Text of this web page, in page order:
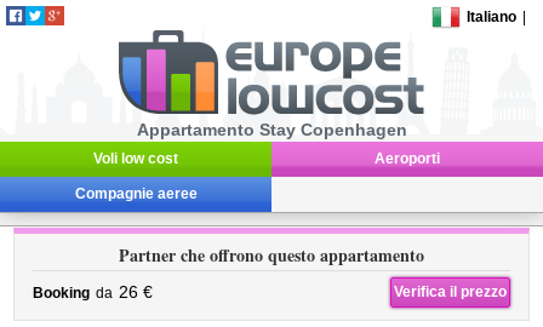
Italiano
Appartamento Stay Copenhagen
Voli low cost Aeroporti
Compagnie aeree
Partner che offrono questo appartamento
Booking da 26 € Verifica il prezzo